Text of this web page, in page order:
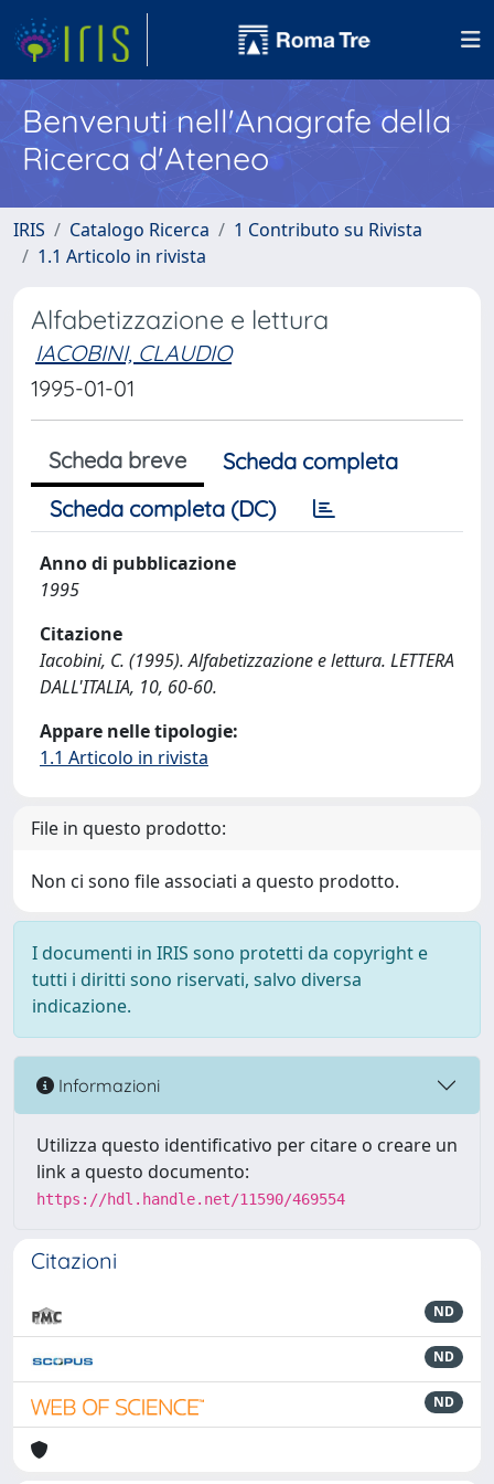
Benvenuti nell'Anagrafe della
Ricerca d'Ateneo
IRIS Catalogo Ricerca
1 Contributo su Rivista
1.1 Articolo in rivista
Alfabetizzazione e lettura
IACOBINI, CLAUDIO
1995-01-01
Scheda breve
Scheda completa
Scheda completa (DC)
Anno di pubblicazione
1995
Citazione
Iacobini, C. (1995). Alfabetizzazione e lettura. LETTERA
DALL'ITALIA, 10, 60-60.
Appare nelle tipologie:
1.1 Articolo in rivista
File in questo prodotto:
Non ci sono file associati a questo prodotto.
I documenti in IRIS sono protetti da copyright e
tutti i diritti sono riservati, salvo diversa
indicazione.
Informazioni
Utilizza questo identificativo per citare o creare un
link a questo documento:
https://hdl.handle.net/11590/469554
Citazioni
ND
ND
ND